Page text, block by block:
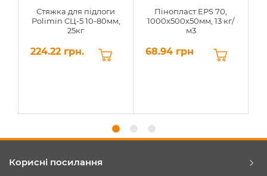
Стяжка для підлоги
Polimin СЦ-5 10-80мм,
25кг
224.22 грн.
Пінопласт EPS 70,
1000х500х50мм, 13 кг/
м3
68.94 грн
Корисні посилання